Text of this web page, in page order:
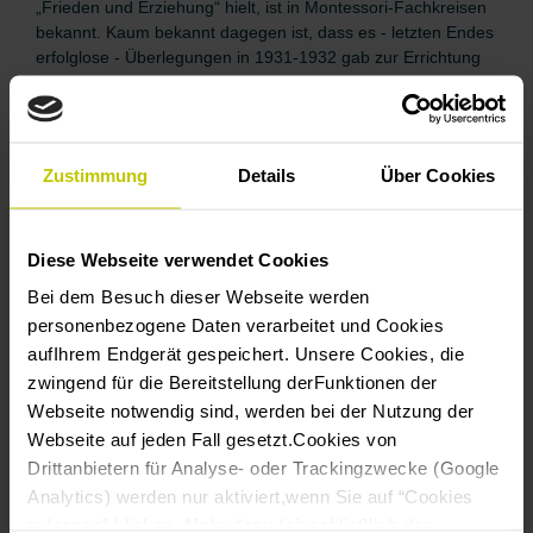
Zustimmung Details Über Cookies
Diese Webseite verwendet Cookies
Bei dem Besuch dieser Webseite werden
personenbezogene Daten verarbeitet und Cookies
aufIhrem Endgerät gespeichert. Unsere Cookies, die
zwingend für die Bereitstellung derFunktionen der
Webseite notwendig sind, werden bei der Nutzung der
Webseite auf jeden Fall gesetzt.Cookies von
Drittanbietern für Analyse- oder Trackingzwecke (Google
Analytics) werden nur aktiviert,wenn Sie auf “Cookies
„Frieden und Erziehung“ hielt, ist in Montessori-Fachkreisen
bekannt. Kaum bekannt dagegen ist, dass es - letzten Endes
erfolglose - Überlegungen in 1931-1932 gab zur Errichtung
eines „Internationalen Montessori-Instituts“ unter der
Schirmherrschaft des Völkerbunds.
Jan. 1931(Juli 2026)
Sievertsz van Reseema zu einen Vortrag nach Berlin, als
Kontrapunkt zu Montessoris eigenem Auftritt. Die
wechselseitige Kritik beleuchtet einen Schlüsselkonflikt der
damaligen Zeit.
IMMER AUF DEM
LAUFENDEN